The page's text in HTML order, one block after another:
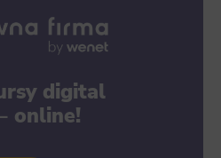
digital
online!